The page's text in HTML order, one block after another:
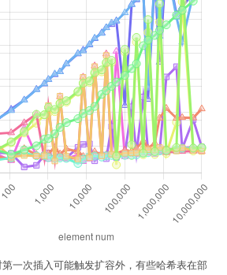
一次插入可能触发扩容外，有些哈希表在部